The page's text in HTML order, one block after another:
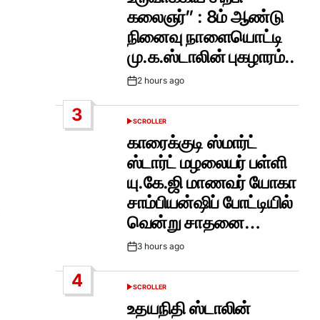
கலைஞர்” : 8ம் ஆண்டு
நினைவு நாளையொட்டி
மு.க.ஸ்டாலின் புகழாரம்..
Post2 hours ago
3
POSTED
SCROLLER
காரைக்குடி ஸ்மார்ட்
ஸ்டார்ட் மழலையர் பள்ளி
யு.கே.ஜி மாணவர் யோகா
சாம்பியன்ஷிப் போட்டியில்
வென்று சாதனை…
Post3 hours ago
4
POSTED
SCROLLER
உதயநிதி ஸ்டாலின்